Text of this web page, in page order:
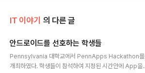
IT 이야기 의 다른 글
안드로이드를 선호하는 학생들
Pennsylvania 대학교에서 PennApps Hackathon를
개최하였다. 학생들이 참석하여 지정된 시간안에 App을